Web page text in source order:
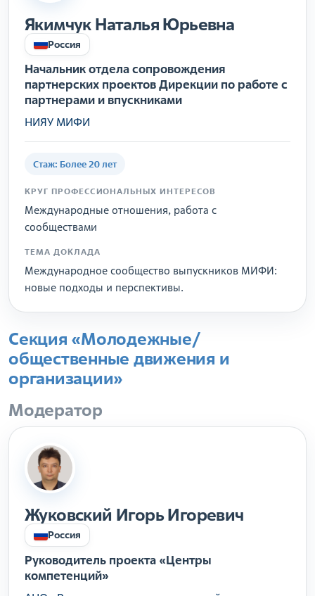
Якимчук Наталья Юрьевна
Россия
Начальник отдела сопровождения
партнерских проектов Дирекции по работе с
партнерами и впускниками
НИЯУ МИФИ
Стаж: Более 20 лет
КРУГ ПРОФЕССИОНАЛЬНЫХ ИНТЕРЕСОВ
Международные отношения, работа с
сообществами
ТЕМА ДОКЛАДА
Международное сообщество выпускников МИФИ:
новые подходы и перспективы.
Секция «Молодежные/
общественные движения и
организации»
Модератор
Жуковский Игорь Игоревич
Россия
Руководитель проекта «Центры
компетенций»